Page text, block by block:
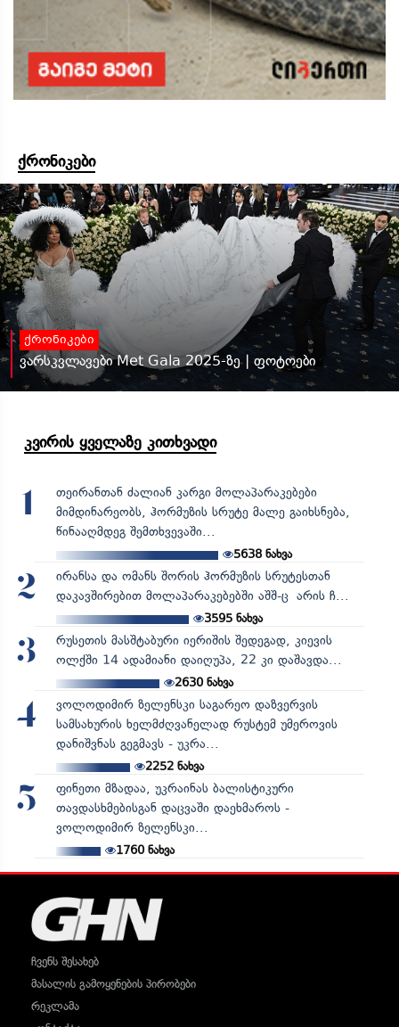
ქრონიკები
ქრონიკები
ვარსკვლავები Met Gala 2025-ზე | ფოტოები
კვირის ყველაზე კითხვადი
1
თეირანთან ძალიან კარგი მოლაპარაკებები
მიმდინარეობს, ჰორმუზის სრუტე მალე გაიხსნება,
წინააღმდეგ შემთხვევაში...
5638 ნახვა
2
ირანსა და ომანს შორის ჰორმუზის სრუტესთან
დაკავშირებით მოლაპარაკებებში აშშ-ც არის ჩ...
3595ნახვა
3
რუსეთის მასშტაბური იერიშის შედეგად, კიევის
ოლქში 14 ადამიანი დაიღუპა, 22 კი დაშავდა...
2630ნახვა
4
ვოლოდიმირ ზელენსკი საგარეო დაზვერვის
სამსახურის ხელმძღვანელად რუსტემ უმეროვის
დანიშვნას გეგმავს - უკრა...
2252ნახვა
5
ფინეთი მზადაა, უკრაინას ბალისტიკური
თავდასხმებისგან დაცვაში დაეხმაროს -
ვოლოდიმირ ზელენსკი...
1760ნახვა
ჩვენს შესახებ
მასალის გამოყენების პირობები
რეკლამა